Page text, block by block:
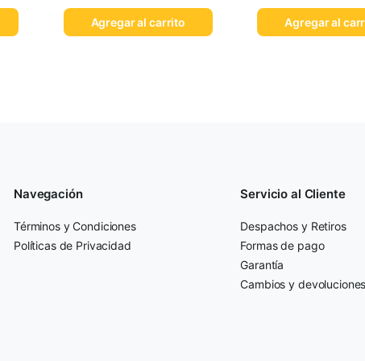
Agregar al carrito Agregar al
Navegación
Términos y Condiciones
Políticas de Privacidad
Servicio al Cliente
Despachos y Retiros
Formas de pago
Garantía
Cambios y devoluciones